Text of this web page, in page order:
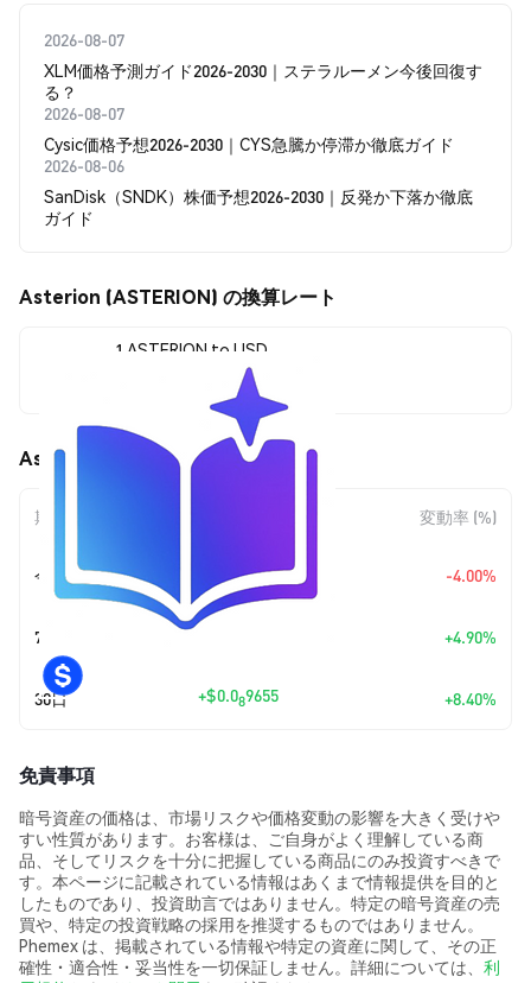
2026-08-07
XLM価格予測ガイド2026-2030｜ステラルーメン今後回復す
る？
2026-08-07
Cysic価格予想2026-2030｜CYS急騰か停滞か徹底ガイド
2026-08-06
SanDisk（SNDK）株価予想2026-2030｜反発か下落か徹底
ガイド
Asterion (ASTERION) の換算レート
1 ASTERION to USD
Asterion (ASTERION) の価格変動
期間 変動率 (%)
今日 85191 -4.00%
7日 +4.90%
30日 +$0.089655 +8.40%
免責事項
暗号資産の価格は、市場リスクや価格変動の影響を大きく受けや
すい性質があります。お客様は、ご自身がよく理解している商
品、そしてリスクを十分に把握している商品にのみ投資すべきで
す。本ページに記載されている情報はあくまで情報提供を目的と
したものであり、投資助言ではありません。特定の暗号資産の売
買や、特定の投資戦略の採用を推奨するものではありません。
Phemex は、掲載されている情報や特定の資産に関して、その正
確性・適合性・妥当性を一切保証しません。詳細については、 利